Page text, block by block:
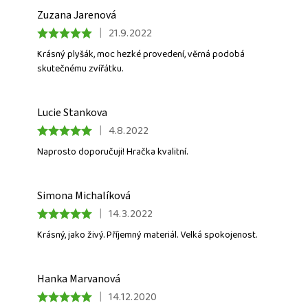
Zuzana Jarenová
| 21.9.2022
Krásný plyšák, moc hezké provedení, věrná podobá
skutečnému zvířátku.
Lucie Stankova
| 4.8.2022
Naprosto doporučuji! Hračka kvalitní.
Simona Michalíková
| 14.3.2022
Krásný, jako živý. Příjemný materiál. Velká spokojenost.
Hanka Marvanová
| 14.12.2020